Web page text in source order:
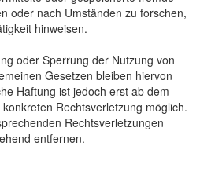
oder nach Umständen zu forschen,
hinweisen.
oder Sperrung der Nutzung von
Gesetzen bleiben hiervon
Haftung ist jedoch erst ab dem
Rechtsverletzung möglich.
Rechtsverletzungen
entfernen.